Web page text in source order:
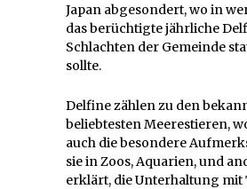
Japan abgesondert, wo in
das berüchtigte jährliche
Schlachten der Gemeinde
sollte.
Delfine zählen zu den
beliebtesten Meerestieren,
auch die besondere
sie in Zoos, Aquarien, und
erklärt, die Unterhaltung mit